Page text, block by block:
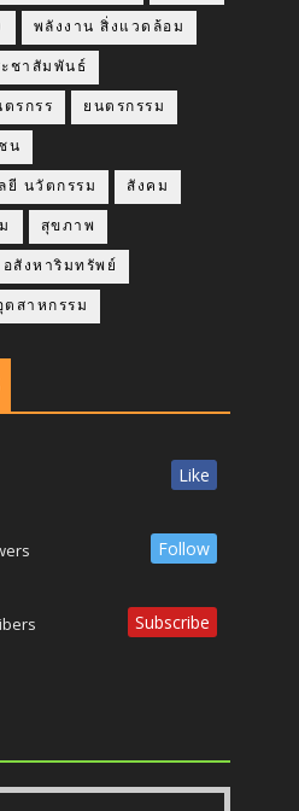
พลังงาน สิ่งแวดล้อม
ชาสัมพันธ์
ตรกรร ยนตรกรรม
น
ยี นวัตกรรม สังคม
สุขภาพ
อสังหาริมทรัพย์
ตสาหกรรม
Like
Follow
Subscribe